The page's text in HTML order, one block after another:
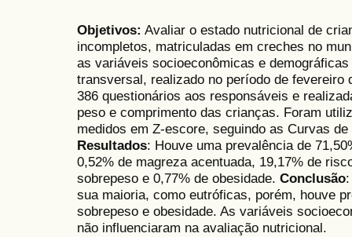
Objetivos: Avaliar o estado nutricional de
incompletos, matriculadas em creches no
as variáveis socioeconômicas e
transversal, realizado no período de fevereiro
386 questionários aos responsáveis e
peso e comprimento das crianças. Foram
medidos em Z-escore, seguindo as Curvas
Resultados: Houve uma prevalência de
0,52% de magreza acentuada, 19,17% de
sobrepeso e 0,77% de obesidade. Conclusão
sua maioria, como eutróficas, porém, houve
sobrepeso e obesidade. As variáveis
não influenciaram na avaliação nutricional.